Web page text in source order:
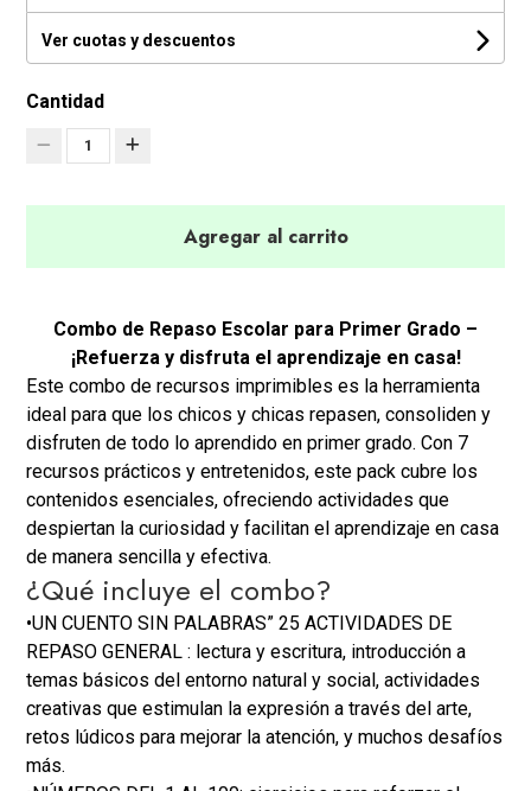
Ver cuotas y descuentos
Cantidad
1
Agregar al carrito
Combo de Repaso Escolar para Primer Grado –
¡Refuerza y disfruta el aprendizaje en casa!
Este combo de recursos imprimibles es la herramienta
ideal para que los chicos y chicas repasen, consoliden y
disfruten de todo lo aprendido en primer grado. Con 7
recursos prácticos y entretenidos, este pack cubre los
contenidos esenciales, ofreciendo actividades que
despiertan la curiosidad y facilitan el aprendizaje en casa
de manera sencilla y efectiva.
¿Qué incluye el combo?
•UN CUENTO SIN PALABRAS” 25 ACTIVIDADES DE
REPASO GENERAL : lectura y escritura, introducción a
temas básicos del entorno natural y social, actividades
creativas que estimulan la expresión a través del arte,
retos lúdicos para mejorar la atención, y muchos desafíos
más.